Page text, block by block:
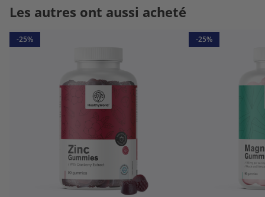
Les autres ont aussi acheté
-25% -25%